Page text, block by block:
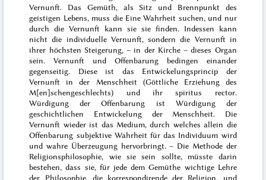
Vernunft. Das Gemüth, als Sitz und Brennpunkt des
geistigen Lebens, muss die Eine Wahrheit suchen, und nur
durch die Vernunft kann sie sie finden. Indessen kann
nicht die individuelle Vernunft, sondern die Vernunft in
ihrer höchsten Steigerung, – in der Kirche – dieses Organ
sein. Vernunft und Offenbarung bedingen einander
gegenseitig. Diese ist das Entwickelungsprincip der
Vernunft in der Menschheit (Göttliche Erziehung des
M[en]schengeschlechts) und ihrspiritus rector.
Würdigung der Offenbarung ist Würdigung der
geschichtlichen Entwickelung der Menschheit. Die
Vernunft wieder ist das Medium, durch welches allein die
Offenbarung subjektive Wahrheit für das Individuum wird
und wahre Überzeugung hervorbringt. – Die Methode der
Religionsphilosophie, wie sie sein sollte, müsste darin
bestehen, dass sie, für jede dem Gemüthe wichtige Lehre
der Philosophie, die korrespondirende der Religion, und